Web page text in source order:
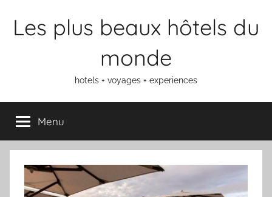
Les plus beaux hôtels du
monde
hotels + voyages + experiences
Menu